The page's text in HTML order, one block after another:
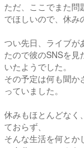
ただ、ここでまた問
でほしいので、休み
つい先日、ライブが
たので彼のSNSを見
いたようでした。
その予定は何も聞か
っていました。
休みもほとんどなく
ておらず、
そんな生活を何とか